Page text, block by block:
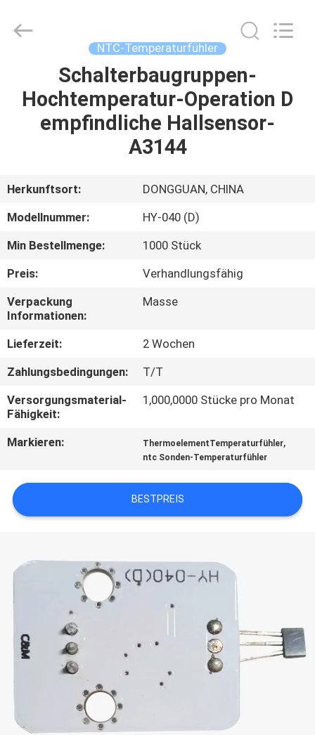
PRODUKTE
SHOW
UNS
FABRIK-
AUSFLUG
QUALITÄTSKONTROLLE
TRETEN
SIE
UNS
IN
NACHRICHTEN
FORDERN
SIE EIN
ZITAT
SITEMAP
Co.,Ltd.
NTC-Temperaturfühler
Schalterbaugruppen-
Hochtemperatur-Operation D
empfindliche Hallsensor-
A3144
Herkunftsort:
DONGGUAN, CHINA
Modellnummer:
HY-040 (D)
Min Bestellmenge:
1000 Stück
Preis:
Verhandlungsfähig
Verpackung
Informationen:
Masse
Lieferzeit:
2 Wochen
Zahlungsbedingungen:
T/T
Versorgungsmaterial-
Fähigkeit:
1,000,0000 Stücke pro Monat
Markieren: ThermoelementTemperaturfühler,
ntc Sonden-Temperaturfühler
BESTPREIS